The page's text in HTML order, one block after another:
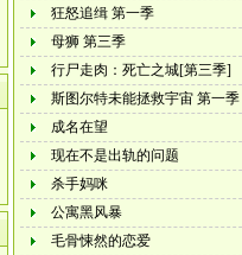
狂怒追缉 第一季
母狮 第三季
行尸走肉：死亡之城[第三季]
斯图尔特未能拯救宇宙 第一季
成名在望
现在不是出轨的问题
杀手妈咪
公寓黑风暴
毛骨悚然的恋爱